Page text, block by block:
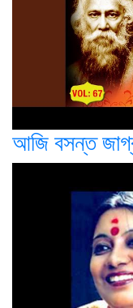
আজি বসন্ত